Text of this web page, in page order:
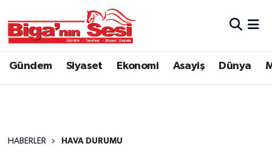
Gündem Siyaset Ekonomi Asayiş Dünya
HABERLER HAVA DURUMU
Asayiş
Belediye
Çanakkale Hava Durumu
Tüm Manşetler